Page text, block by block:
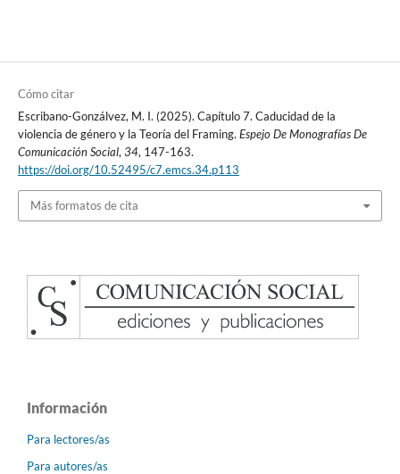
Cómo citar
Escribano-Gonzálvez, M. I. (2025). Capítulo 7. Caducidad de la
violencia de género y la Teoría del Framing. Espejo De Monografías De
Comunicación Social, 34, 147-163.
https://doi.org/10.52495/c7.emcs.34.p113
Más formatos de cita
Información
Para lectores/as
Para autores/as